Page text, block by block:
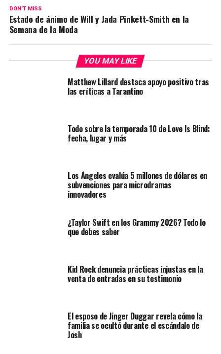
DON'T MISS
Estado de ánimo de Will y Jada Pinkett-Smith en la
Semana de la Moda
YOU MAY LIKE
Matthew Lillard destaca apoyo positivo tras
las críticas a Tarantino
Todo sobre la temporada 10 de Love Is Blind:
fecha, lugar y más
Los Ángeles evalúa 5 millones de dólares en
subvenciones para microdramas
innovadores
¿Taylor Swift en los Grammy 2026? Todo lo
que debes saber
Kid Rock denuncia prácticas injustas en la
venta de entradas en su testimonio
El esposo de Jinger Duggar revela cómo la
familia se ocultó durante el escándalo de
Josh